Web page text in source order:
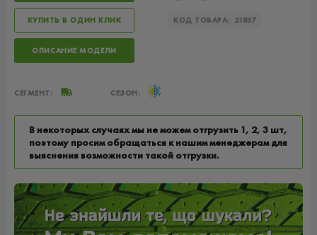
КУПИТЬ В ОДИН КЛИК КОД ТОВАРА: 21837
ОПИСАНИЕ МОДЕЛИ
СЕГМЕНТ: СЕЗОН:
В некоторых случаях мы не можем отгрузить 1, 2, 3 шт,
поэтому просим обращаться к нашим менеджерам для
выяснения возможности такой отгрузки.